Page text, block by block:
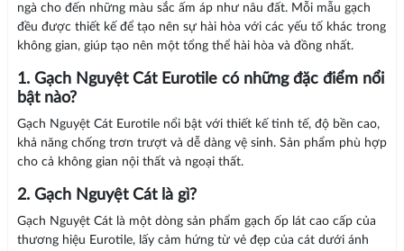
ngà cho đến những màu sắc ấm áp như nâu đất. Mỗi mẫu gạch
đều được thiết kế để tạo nên sự hài hòa với các yếu tố khác trong
không gian, giúp tạo nên một tổng thể hài hòa và đồng nhất.
1. Gạch Nguyệt Cát Eurotile có những đặc điểm nổi
bật nào?
Gạch Nguyệt Cát Eurotile nổi bật với thiết kế tinh tế, độ bền cao,
khả năng chống trơn trượt và dễ dàng vệ sinh. Sản phẩm phù hợp
cho cả không gian nội thất và ngoại thất.
2. Gạch Nguyệt Cát là gì?
Gạch Nguyệt Cát là một dòng sản phẩm gạch ốp lát cao cấp của
thương hiệu Eurotile, lấy cảm hứng từ vẻ đẹp của cát dưới ánh